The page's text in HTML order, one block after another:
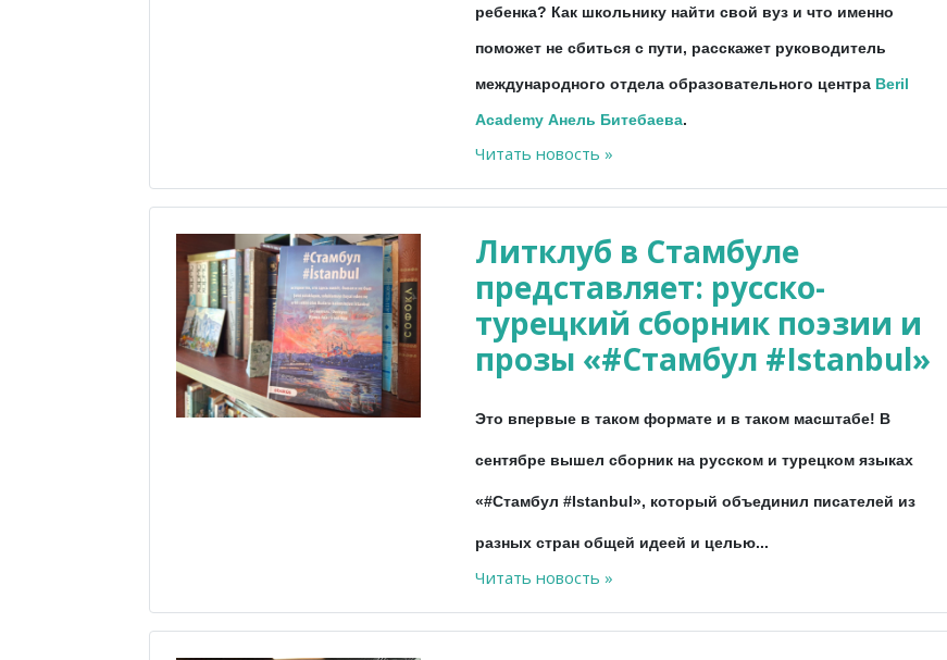
ребенка? Как школьнику найти свой вуз и что именно
поможет не сбиться с пути, расскажет руководитель
международного отдела образовательного центра Beril
Academy Анель Битебаева.
Читать новость »
Литклуб в Стамбуле
представляет: русско-
турецкий сборник поэзии и
прозы «#Стамбул #Istanbul»
Это впервые в таком формате и в таком масштабе! В
сентябре вышел сборник на русском и турецком языках
«#Стамбул #Istanbul», который объединил писателей из
разных стран общей идеей и целью...
Читать новость »